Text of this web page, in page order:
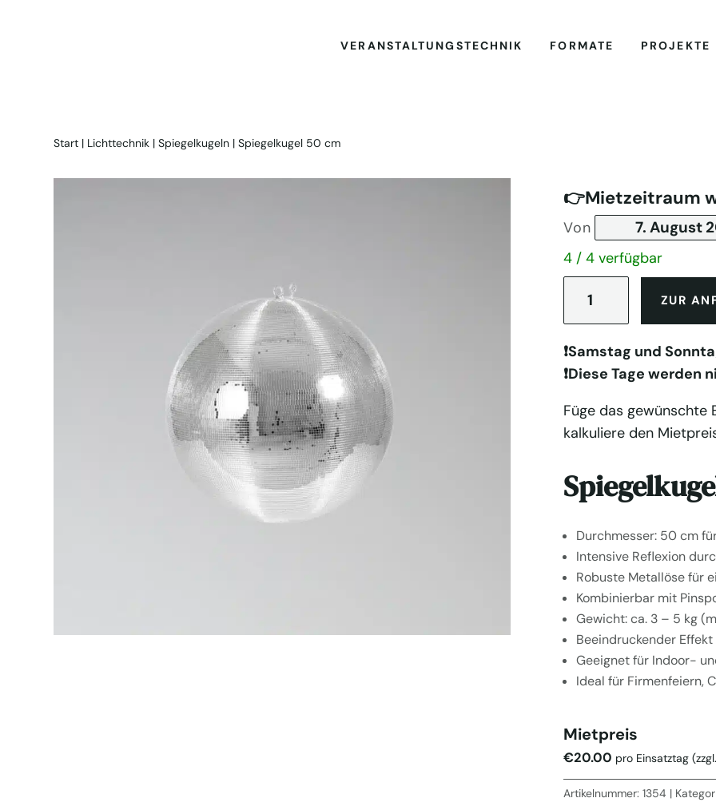
VERANSTALTUNGSTECHNIK FORMATE PROJEKTE
Start | Lichttechnik |Spiegelkugeln | Spiegelkugel 50 cm
👉Mietzeitraum
Von
4 / 4 verfügbar
Spiegelkugel
ZUR
❗️Samstag und
❗️Diese Tage
Füge das gewünschte
kalkuliere den
Durchmesser: 50 cm
Intensive Reflexion
Robuste Metallöse für
Kombinierbar mit
Gewicht: ca. 3 – 5 kg
Beeindruckender
Geeignet für Indoor-
Ideal für Firmenfeiern,
Mietpreis
€20.00 pro Einsatztag
Artikelnummer:1354